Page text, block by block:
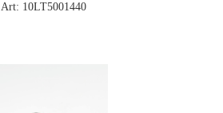
Art: 10LT5001440